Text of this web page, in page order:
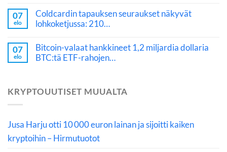
07
elo
Coldcardin tapauksen seuraukset näkyvät
lohkoketjussa: 210…
07
elo
Bitcoin-valaat hankkineet 1,2 miljardia dollaria
BTC:tä ETF-rahojen…
KRYPTOUUTISET MUUALTA
Jusa Harju otti 10 000 euron lainan ja sijoitti kaiken
kryptoihin – Hirmutuotot